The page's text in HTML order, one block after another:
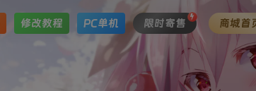
修改教程 PC单机 限时寄售 商城首